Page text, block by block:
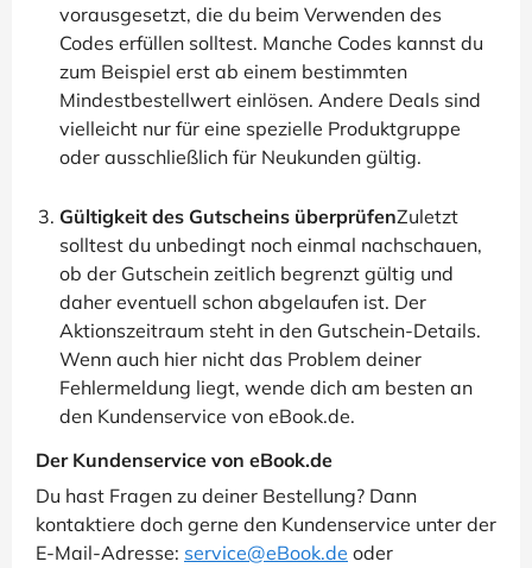
vorausgesetzt, die du beim Verwenden des
Codes erfüllen solltest. Manche Codes kannst du
zum Beispiel erst ab einem bestimmten
Mindestbestellwert einlösen. Andere Deals sind
vielleicht nur für eine spezielle Produktgruppe
oder ausschließlich für Neukunden gültig.
Gültigkeit des Gutscheins überprüfenZuletzt
solltest du unbedingt noch einmal nachschauen,
ob der Gutschein zeitlich begrenzt gültig und
daher eventuell schon abgelaufen ist. Der
Aktionszeitraum steht in den Gutschein-Details.
Wenn auch hier nicht das Problem deiner
Fehlermeldung liegt, wende dich am besten an
den Kundenservice von eBook.de.
Der Kundenservice von eBook.de
Du hast Fragen zu deiner Bestellung? Dann
kontaktiere doch gerne den Kundenservice unter der
E-Mail-Adresse: service@eBook.de oder